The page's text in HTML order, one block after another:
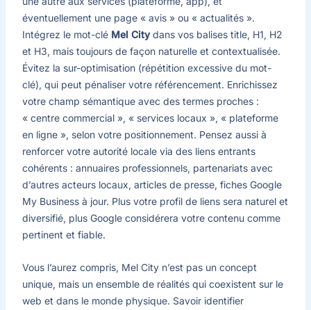
éventuellement une page « avis » ou « actualités ».
Intégrez le mot-clé Mel Citydans vos balises title, H1, H2
et H3, mais toujours de façon naturelle et contextualisée.
Évitez la sur-optimisation (répétition excessive du mot-
clé), qui peut pénaliser votre référencement. Enrichissez
votre champ sémantique avec des termes proches :
« centre commercial », « services locaux », « plateforme
en ligne », selon votre positionnement. Pensez aussi à
renforcer votre autorité locale via des liens entrants
cohérents : annuaires professionnels, partenariats avec
d’autres acteurs locaux, articles de presse, fiches Google
My Business à jour. Plus votre profil de liens sera naturel et
diversifié, plus Google considérera votre contenu comme
pertinent et fiable.
Vous l’aurez compris, Mel City n’est pas un concept
unique, mais un ensemble de réalités qui coexistent sur le
web et dans le monde physique. Savoir identifier